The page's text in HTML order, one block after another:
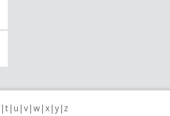
t u v w x y z